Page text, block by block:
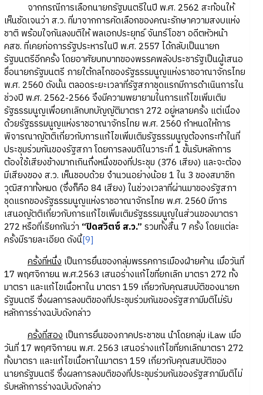
จากกรณีการเลือกนายกรัฐมนตรีในปี พ.ศ. 2562 สะท้อนให้
เห็นชัดเจนว่า ส.ว. ที่มาจากการคัดเลือกของคณะรักษาความสงบแห่ง
ชาติ พร้อมใจกันลงมติให้ พลเอกประยุทธ์ จันทร์โอชา อดีตหัวหน้า
คสช. ที่เคยก่อการรัฐประหารในปี พ.ศ. 2557 ได้กลับเป็นนายก
รัฐมนตรีอีกครั้ง โดยอาศัยบทบาทของพรรคพลังประชารัฐเป็นผู้เสนอ
ชื่อนายกรัฐมนตรี ภายใต้กลไกของรัฐธรรมนูญแห่งราชอาณาจักรไทย
พ.ศ. 2560 ดังนั้น ตลอดระยะเวลาที่รัฐสภาชุดแรกมีการดำเนินการใน
ช่วงปี พ.ศ. 2562-2566 จึงมีความพยายามในการแก้ไขเพิ่มเติม
รัฐธรรมนูญเพื่อยกเลิกบทบัญญัติมาตรา 272 อยู่หลายครั้ง แต่เนื่อง
ด้วยรัฐธรรมนูญแห่งราชอาณาจักรไทย พ.ศ. 2560 กำหนดให้การ
พิจารณาญัตติเกี่ยวกับการแก้ไขเพิ่มเติมรัฐธรรมนูญต้องกระทำในที่
ประชุมร่วมกันของรัฐสภา โดยการลงมติในวาระที่ 1 ขั้นรับหลักการ
ต้องใช้เสียงข้างมากเกินกึ่งหนึ่งของที่ประชุม (376 เสียง) และจะต้อง
มีเสียงของ ส.ว. เห็นชอบด้วย จำนวนอย่างน้อย 1 ใน 3 ของสมาชิก
วุฒิสภาทั้งหมด (ซึ่งก็คือ 84 เสียง) ในช่วงเวลาที่ผ่านมาของรัฐสภา
ชุดแรกของรัฐธรรมนูญแห่งราชอาณาจักรไทย พ.ศ. 2560 มีการ
เสนอญัตติเกี่ยวกับการแก้ไขเพิ่มเติมรัฐธรรมนูญในส่วนของมาตรา
272 หรือที่เรียกกันว่า “ปิดสวิตซ์ ส.ว.” รวมทั้งสิ้น 7 ครั้ง โดยแต่ละ
ครั้งมีรายละเอียด ดังนี้[9]
ครั้งที่หนึ่งเป็นการยื่นของกลุ่มพรรคการเมืองฝ่ายค้าน เมื่อวันที่
17 พฤศจิกายน พ.ศ.2563 เสนอร่างแก้ไขที่ยกเลิก มาตรา 272 ทั้ง
มาตรา และแก้ไขเนื้อหาใน มาตรา 159 เกี่ยวกับคุณสมบัติของนายก
รัฐมนตรี ซึ่งผลการลงมติของที่ประชุมร่วมกันของรัฐสภามีมติไม่รับ
หลักการร่างฉบับดังกล่าว
ครั้งที่สองเป็นการยื่นของภาคประชาชน นำโดยกลุ่ม iLaw เมื่อ
วันที่ 17 พฤศจิกายน พ.ศ. 2563 เสนอร่างแก้ไขที่ยกเลิกมาตรา 272
ทั้งมาตรา และแก้ไขเนื้อหาในมาตรา 159 เกี่ยวกับคุณสมบัติของ
นายกรัฐมนตรี ซึ่งผลการลงมติของที่ประชุมร่วมกันของรัฐสภามีมติไม่
รับหลักการร่างฉบับดังกล่าว